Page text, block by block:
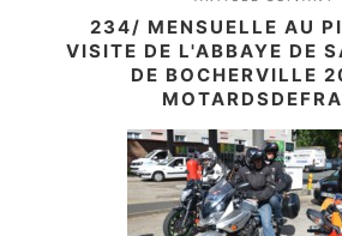
234/ MENSUELLE AU
VISITE DE L'ABBAYE DE
DE BOCHERVILLE